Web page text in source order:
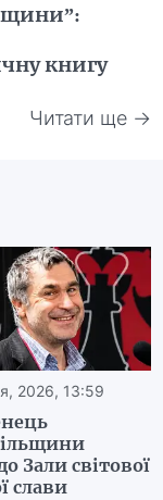
книгу
Читати ще →
2026, 13:59
Зали світової
слави